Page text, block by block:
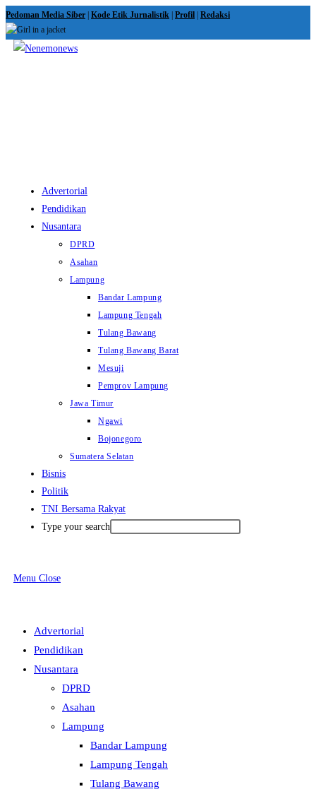
Skip
to
content
Pedoman Media Siber Kode Etik Jurnalistik Profil Redaksi
Advertorial
Pendidikan
Nusantara
DPRD
Asahan
Lampung
Bandar Lampung
Lampung Tengah
Tulang Bawang
Tulang Bawang Barat
Mesuji
Pemprov Lampung
Jawa Timur
Ngawi
Bojonegoro
Sumatera Selatan
Bisnis
Politik
TNI Bersama Rakyat
Type your search
Menu Close
Advertorial
Pendidikan
Nusantara
DPRD
Asahan
Lampung
Bandar Lampung
Lampung Tengah
Tulang Bawang